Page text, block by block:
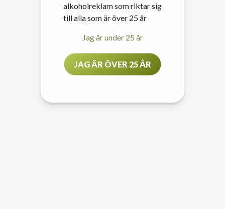
alkoholreklam som riktar sig
till alla som är över 25 år
Jag är under 25 år
JAG ÄR ÖVER 25 ÅR